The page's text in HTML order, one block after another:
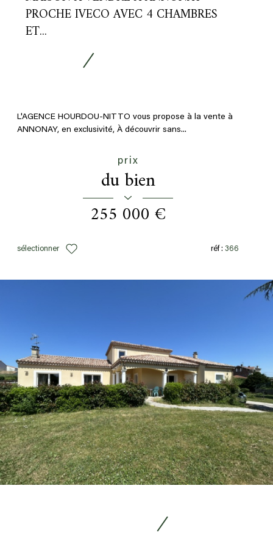
PROCHE IVECO AVEC 4 CHAMBRES
ET...
L'AGENCE HOURDOU-NITTO vous propose à la vente à
ANNONAY, en exclusivité, À découvrir sans...
prix
du bien
255 000 €
sélectionner réf : 366